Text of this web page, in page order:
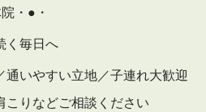
・●・
く毎日へ
通いやすい立地／子連れ大歓迎
こりなどご相談ください